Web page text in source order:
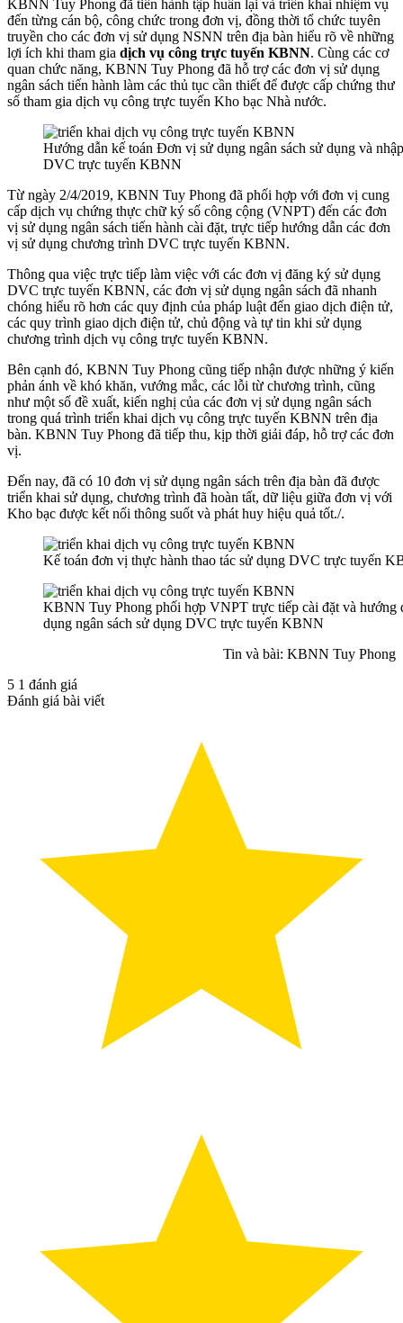
KBNN Tuy Phong đã tiến hành tập huấn lại và triển khai nhiệm vụ
đến từng cán bộ, công chức trong đơn vị, đồng thời tổ chức tuyên
truyền cho các đơn vị sử dụng NSNN trên địa bàn hiểu rõ về những
lợi ích khi tham gia dịch vụ công trực tuyến KBNN. Cùng các cơ
quan chức năng, KBNN Tuy Phong đã hỗ trợ các đơn vị sử dụng
ngân sách tiến hành làm các thủ tục cần thiết để được cấp chứng thư
số tham gia dịch vụ công trực tuyến Kho bạc Nhà nước.
Hướng dẫn kế toán Đơn vị sử dụng ngân sách sử dụng và
DVC trực tuyến KBNN
Từ ngày 2/4/2019, KBNN Tuy Phong đã phối hợp với đơn vị cung
cấp dịch vụ chứng thực chữ ký số công cộng (VNPT) đến các đơn
vị sử dụng ngân sách tiến hành cài đặt, trực tiếp hướng dẫn các đơn
vị sử dụng chương trình DVC trực tuyến KBNN.
Thông qua việc trực tiếp làm việc với các đơn vị đăng ký sử dụng
DVC trực tuyến KBNN, các đơn vị sử dụng ngân sách đã nhanh
chóng hiểu rõ hơn các quy định của pháp luật đến giao dịch điện tử,
các quy trình giao dịch điện tử, chủ động và tự tin khi sử dụng
chương trình dịch vụ công trực tuyến KBNN.
Bên cạnh đó, KBNN Tuy Phong cũng tiếp nhận được những ý kiến
phản ánh về khó khăn, vướng mắc, các lỗi từ chương trình, cũng
như một số đề xuất, kiến nghị của các đơn vị sử dụng ngân sách
trong quá trình triển khai dịch vụ công trực tuyến KBNN trên địa
bàn. KBNN Tuy Phong đã tiếp thu, kịp thời giải đáp, hỗ trợ các đơn
vị.
Đến nay, đã có 10 đơn vị sử dụng ngân sách trên địa bàn đã được
triển khai sử dụng, chương trình đã hoàn tất, dữ liệu giữa đơn vị với
Kho bạc được kết nối thông suốt và phát huy hiệu quả tốt./.
Kế toán đơn vị thực hành thao tác sử dụng DVC trực tuyến
KBNN Tuy Phong phối hợp VNPT trực tiếp cài đặt và hướng
dụng ngân sách sử dụng DVC trực tuyến KBNN
Tin và bài: KBNN Tuy Phong
5 1 đánh giá
Đánh giá bài viết